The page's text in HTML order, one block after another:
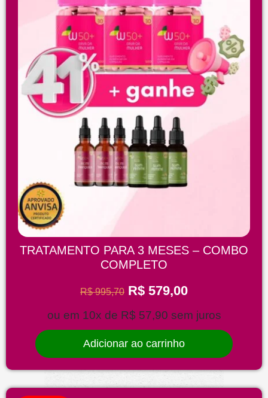
TRATAMENTO PARA 3 MESES – COMBO
COMPLETO
R$995,70 R$ 579,00
ou em 10x de R$57,90 sem juros
Adicionar ao carrinho